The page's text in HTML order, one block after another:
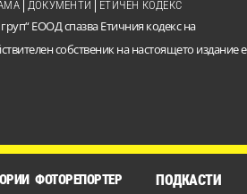
ЕООД спазва Етичния кодекс на
собственик на настоящето издание е
ДОКУМЕНТИ ЕТИЧЕН КОДЕКС
ФОТОРЕПОРТЕР ПОДКАСТИ